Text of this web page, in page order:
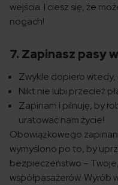
wejścia. I ciesz się, że
nogach!
7. Zapinasz pasy
Zwykle dopiero
Nikt nie lubi przecież
Zapinam i pilnuję, by
uratować nam życie!
Obowiązkowego
wymyślono po to, by
bezpieczeństwo –
współpasażerów. Wyrób